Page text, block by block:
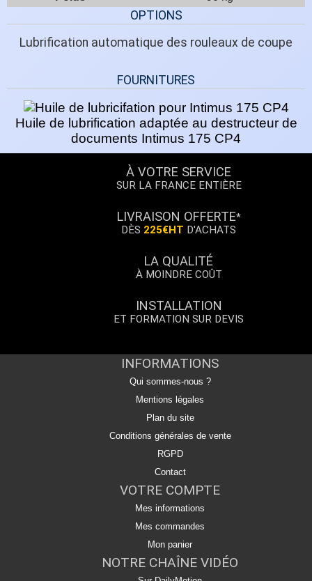
OPTIONS
Lubrification automatique des rouleaux de coupe
FOURNITURES
Huile de lubrification adaptée au destructeur de
documents Intimus 175 CP4
À VOTRE SERVICE
SUR LA FRANCE ENTIÈRE
LIVRAISON OFFERTE*
DÈS 225€HT D'ACHATS
LA QUALITÉ
À MOINDRE COÛT
INSTALLATION
ET FORMATION SUR DEVIS
INFORMATIONS
Qui sommes-nous ?
Mentions légales
Plan du site
Conditions générales de vente
RGPD
Contact
VOTRE COMPTE
Mes informations
Mes commandes
Mon panier
NOTRE CHAÎNE VIDÉO